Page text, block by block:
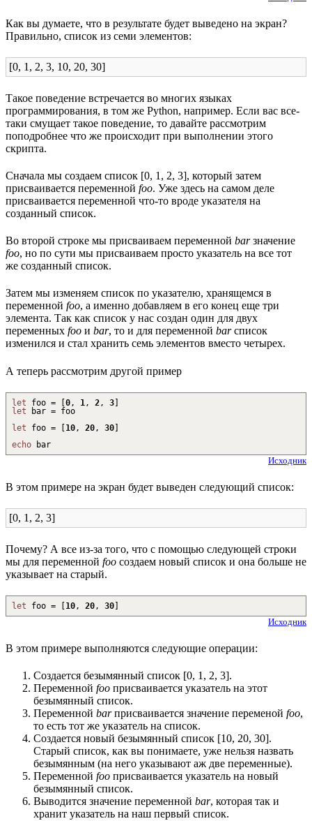
Как вы думаете, что в результате будет выведено на экран?
Правильно, список из семи элементов:
[0, 1, 2, 3, 10, 20, 30]
Такое поведение встречается во многих языках
программирования, в том же Python, например. Если вас все-
таки смущает такое поведение, то давайте рассмотрим
поподробнее что же происходит при выполнении этого
скрипта.
Сначала мы создаем список [0, 1, 2, 3], который затем
присваивается переменной foo. Уже здесь на самом деле
присваивается переменной что-то вроде указателя на
созданный список.
Во второй строке мы присваиваем переменной barзначение
foo, но по сути мы присваиваем просто указатель на все тот
же созданный список.
Затем мы изменяем список по указателю, хранящемся в
переменной foo, а именно добавляем в его конец еще три
элемента. Так как список у нас создан один для двух
переменных foo и bar, то и для переменной barсписок
изменился и стал хранить семь элементов вместо четырех.
А теперь рассмотрим другой пример
let foo = [0, 1, 2, 3]
let bar = foo
let foo = [10, 20, 30]
echo bar
Исходник
В этом примере на экран будет выведен следующий список:
[0, 1, 2, 3]
Почему? А все из-за того, что с помощью следующей строки
мы для переменной foo создаем новый список и она больше не
указывает на старый.
let foo = [10, 20, 30]
Исходник
В этом примере выполняются следующие операции:
Создается безымянный список [0, 1, 2, 3].
Переменной foo присваивается указатель на этот
безымянный список.
Переменной barприсваивается значение переменой foo,
то есть тот же указатель на список.
Создается новый безымянный список [10, 20, 30].
Старый список, как вы понимаете, уже нельзя назвать
безымянным (на него указывают аж две переменные).
Переменной foo присваивается указатель на новый
безымянный список.
Выводится значение переменной bar, которая так и
хранит указатель на наш первый список.